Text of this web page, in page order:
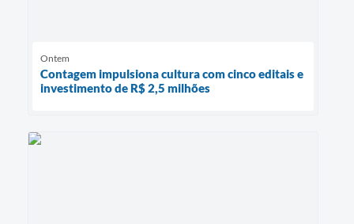
Ontem
Contagem impulsiona cultura com cinco editais e
investimento de R$ 2,5 milhões